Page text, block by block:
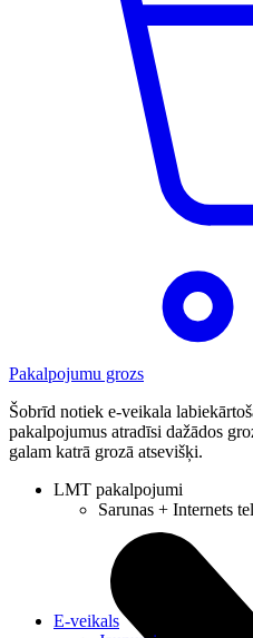
Pakalpojumu grozs
Šobrīd notiek e-veikala
pakalpojumus atradīsi dažādos
galam katrā grozā atsevišķi.
LMT pakalpojumi
Sarunas + Internets
E-veikals